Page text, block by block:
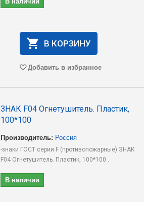
В КОРЗИНУ
Добавить в избранное
ЗНАК F04 Огнетушитель. Пластик,
100*100
Производитель: Россия
-знаки ГОСТ серии F (противопожарные) ЗНАК
F04 Огнетушитель. Пластик, 100*100..
В наличии